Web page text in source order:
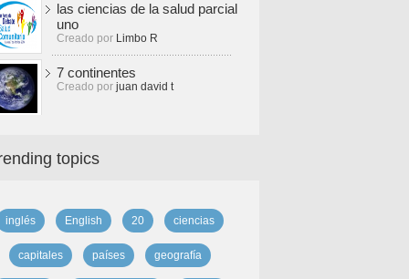
las ciencias de la salud parcial
uno
Creado por Limbo R
7 continentes
Creado por juan david t
topics
inglés English 20 ciencias
capitales países geografía